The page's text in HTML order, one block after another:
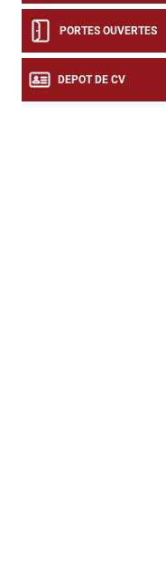
PORTES OUVERTES
DEPOT DE CV